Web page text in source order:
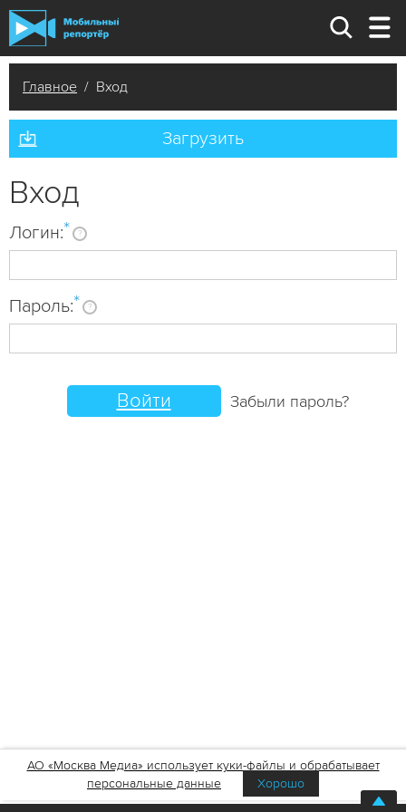
Главное / Вход
Загрузить
Вход
Логин:* ?
Пароль:* ?
Забыли пароль?
АО «Москва Медиа» использует куки-файлы и обрабатывает
персональные данные
Хорошо